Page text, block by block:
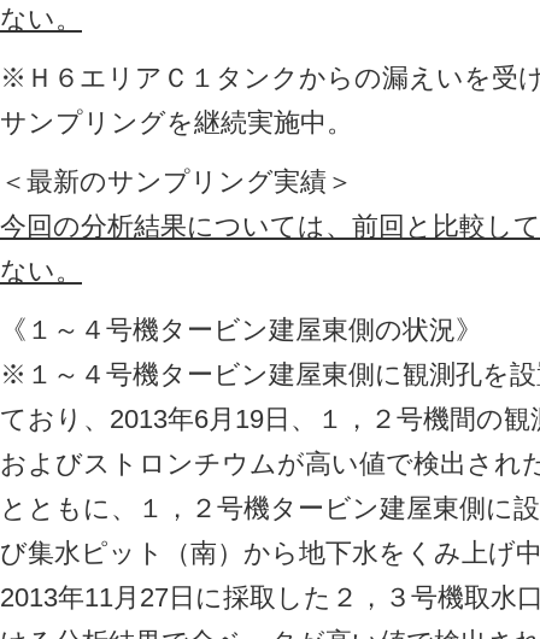
ない。
※Ｈ６エリアＣ１タンクからの漏えいを受
サンプリングを継続実施中。
＜最新のサンプリング実績＞
今回の分析結果については、前回と比較し
ない。
《１～４号機タービン建屋東側の状況》
※１～４号機タービン建屋東側に観測孔を
ており、2013年6月19日、１，２号機間の
およびストロンチウムが高い値で検出され
とともに、１，２号機タービン建屋東側に
び集水ピット（南）から地下水をくみ上げ
2013年11月27日に採取した２，３号機取水